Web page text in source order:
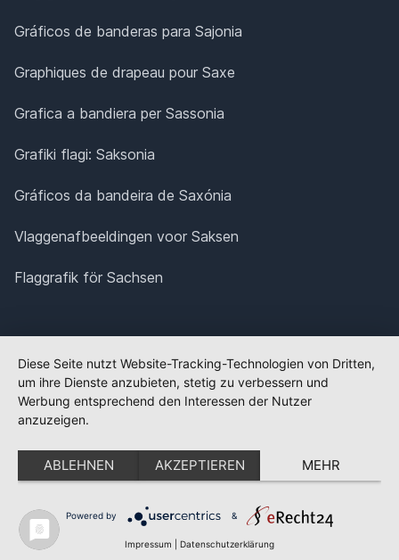
Gráficos de banderas para Sajonia
Graphiques de drapeau pour Saxe
Grafica a bandiera per Sassonia
Grafiki flagi: Saksonia
Gráficos da bandeira de Saxónia
Vlaggenafbeeldingen voor Saksen
Flaggrafik för Sachsen
Diese Seite nutzt Website-Tracking-Technologien von Dritten,
um ihre Dienste anzubieten, stetig zu verbessern und
Werbung entsprechend den Interessen der Nutzer
anzuzeigen.
ABLEHNEN AKZEPTIEREN MEHR
Powered by &
Impressum Datenschutzerklärung